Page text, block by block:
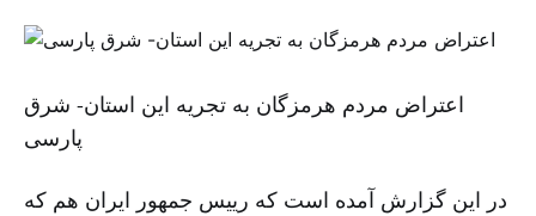
اعتراض مردم هرمزگان به تجریه این استان- شرق
پارسی
در این گزارش آمده است که رییس جمهور ایران هم که